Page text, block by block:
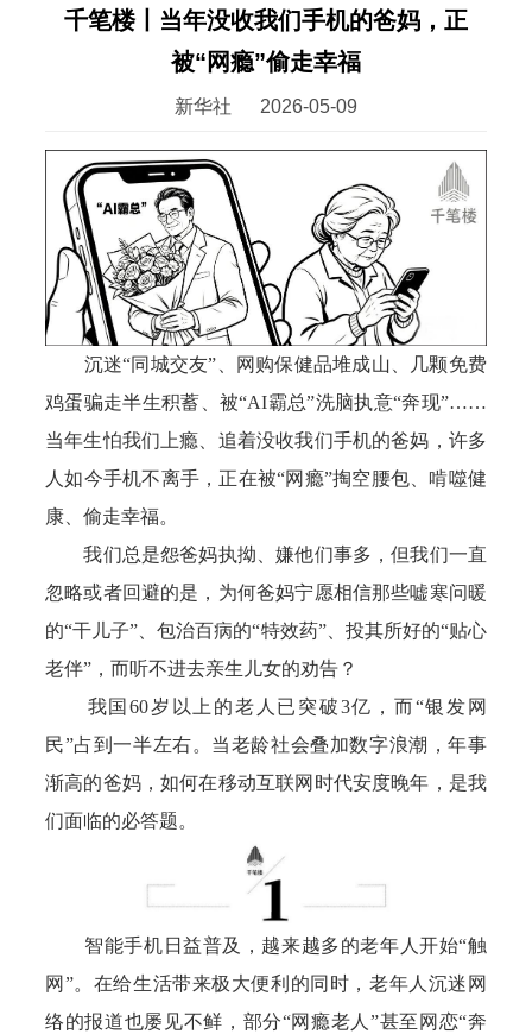
千笔楼丨当年没收我们手机的爸妈，正
被“网瘾”偷走幸福
新华社 2026-05-09
沉迷“同城交友”、网购保健品堆成山、几颗免费
鸡蛋骗走半生积蓄、被“AI霸总”洗脑执意“奔现”……
当年生怕我们上瘾、追着没收我们手机的爸妈，许多
人如今手机不离手，正在被“网瘾”掏空腰包、啃噬健
康、偷走幸福。
我们总是怨爸妈执拗、嫌他们事多，但我们一直
忽略或者回避的是，为何爸妈宁愿相信那些嘘寒问暖
的“干儿子”、包治百病的“特效药”、投其所好的“贴心
老伴”，而听不进去亲生儿女的劝告？
我国60岁以上的老人已突破3亿，而“银发网
民”占到一半左右。当老龄社会叠加数字浪潮，年事
渐高的爸妈，如何在移动互联网时代安度晚年，是我
们面临的必答题。
智能手机日益普及，越来越多的老年人开始“触
网”。在给生活带来极大便利的同时，老年人沉迷网
络的报道也屡见不鲜，部分“网瘾老人”甚至网恋“奔